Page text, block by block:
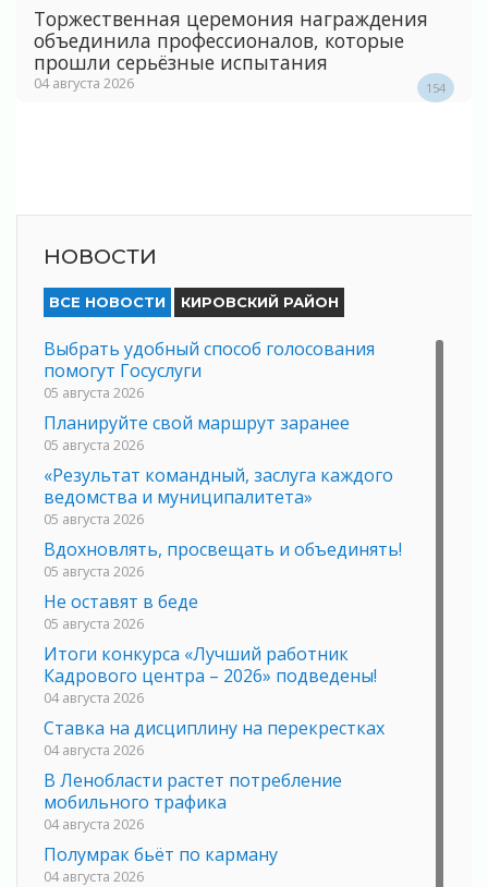
Торжественная церемония награждения
объединила профессионалов, которые
прошли серьёзные испытания
04 августа 2026 154
НОВОСТИ
ВСЕ НОВОСТИ КИРОВСКИЙ РАЙОН
Выбрать удобный способ голосования
помогут Госуслуги
05 августа 2026
Планируйте свой маршрут заранее
05 августа 2026
«Результат командный, заслуга каждого
ведомства и муниципалитета»
05 августа 2026
Вдохновлять, просвещать и объединять!
05 августа 2026
Не оставят в беде
05 августа 2026
Итоги конкурса «Лучший работник
Кадрового центра – 2026» подведены!
04 августа 2026
Ставка на дисциплину на перекрестках
04 августа 2026
В Ленобласти растет потребление
мобильного трафика
04 августа 2026
Полумрак бьёт по карману
04 августа 2026